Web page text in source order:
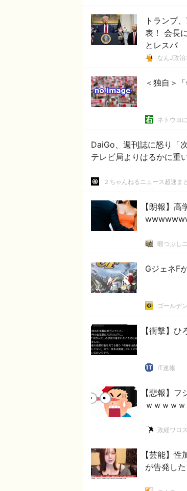
トランプ
表！ 会長
とレスバ
なんJ政治
＜独自＞
ネトウヨ
DaiGo、週刊誌に怒り「
２ちゃんねるニュース超速ま
【朗報】
暇つぶし
GジェネF
ゴールデ
【衝撃】
IT速報
【悲報】
ｗｗｗｗ
政経ワロ
【芸能】
が告発し